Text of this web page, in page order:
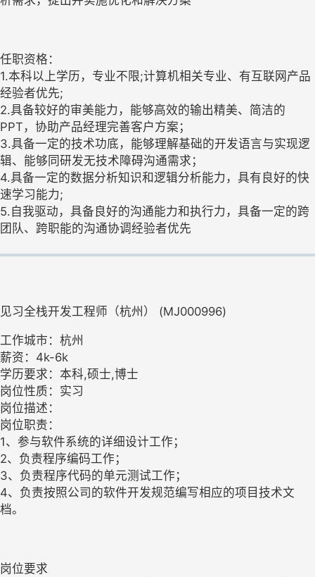
任职资格：
1.本科以上学历，专业不限;计算机相关专业、有互联网产品
经验者优先;
2.具备较好的审美能力，能够高效的输出精美、简洁的
PPT，协助产品经理完善客户方案；
3.具备一定的技术功底，能够理解基础的开发语言与实现逻
辑、能够同研发无技术障碍沟通需求；
4.具备一定的数据分析知识和逻辑分析能力，具有良好的快
速学习能力;
5.自我驱动，具备良好的沟通能力和执行力，具备一定的跨
团队、跨职能的沟通协调经验者优先
见习全栈开发工程师（杭州） (MJ000996)
工作城市：杭州
薪资：4k-6k
学历要求：本科,硕士,博士
岗位性质：实习
岗位描述：
岗位职责：
1、参与软件系统的详细设计工作；
2、负责程序编码工作；
3、负责程序代码的单元测试工作；
4、负责按照公司的软件开发规范编写相应的项目技术文
档。
岗位要求